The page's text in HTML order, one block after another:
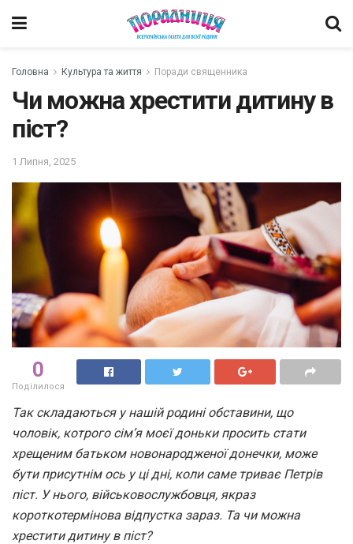
Головна Культура та життя Поради священника
Чи можна хрестити дитину в
піст?
1 Липня, 2025
0
Поділилося
Так складаються у нашій родині обставини, що
чоловік, котрого сім’я моєї доньки просить стати
хрещеним батьком новонародженої донечки, може
бути присутнім ось у ці дні, коли саме триває Петрів
піст. У нього, військовослужбовця, якраз
короткотермінова відпустка зараз. Та чи можна
хрестити дитину в піст?